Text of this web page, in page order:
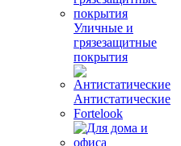
Уличные и
грязезащитные
покрытия
Антистатические
Fortelook